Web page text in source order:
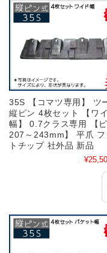
35S 【コマツ専用】 ツ
縦ピン 4枚セット 【ワ
幅】 0.7クラス専用 【
207～243mm】 平爪 フ
トチップ 社外品 新品